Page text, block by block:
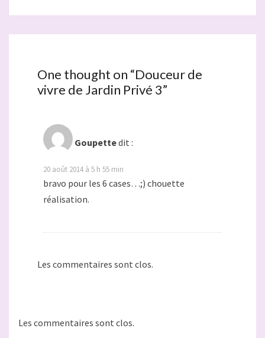
One thought on “Douceur de
vivre de Jardin Privé 3”
Goupettedit :
20 août 2014 à 5 h 55 min
bravo pour les 6 cases…;) chouette
réalisation.
Les commentaires sont clos.
Les commentaires sont clos.